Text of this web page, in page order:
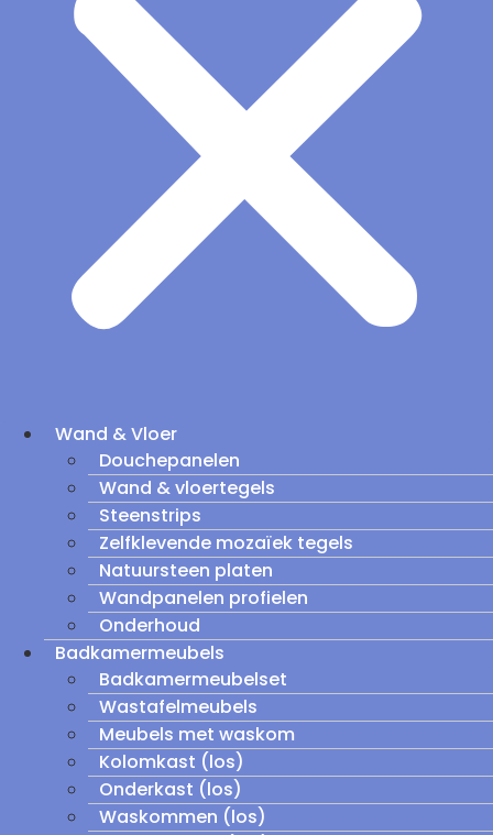
Wand & Vloer
Douchepanelen
Wand & vloertegels
Steenstrips
Zelfklevende mozaïek tegels
Natuursteen platen
Wandpanelen profielen
Onderhoud
Badkamermeubels
Badkamermeubelset
Wastafelmeubels
Meubels met waskom
Kolomkast (los)
Onderkast (los)
Waskommen (los)